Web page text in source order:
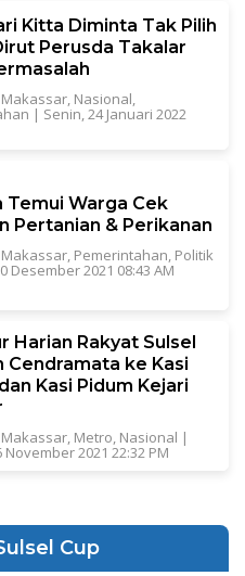
Kitta Diminta Tak Pilih
Perusda Takalar
Makassar, Nasional
| Senin, 24 Januari 2022
Temui Warga Cek
Pertanian & Perikanan
Makassar, Pemerintahan, Politik
Desember 2021 08:43 AM
Harian Rakyat Sulsel
Cendramata ke Kasi
Kasi Pidum Kejari
Makassar, Metro, Nasional |
November 2021 22:32 PM
Cup